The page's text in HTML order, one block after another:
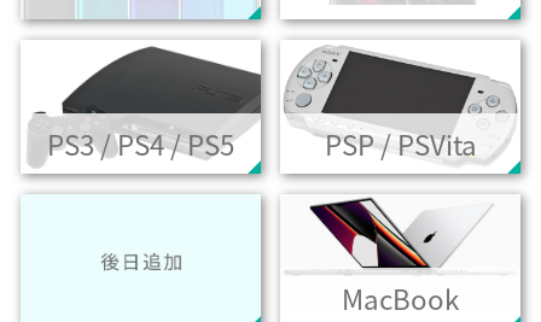
PS3 / PS4 / PS5 PSP / PSVita
MacBook